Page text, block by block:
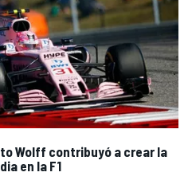
Wolff contribuyó a crear la
en la F1